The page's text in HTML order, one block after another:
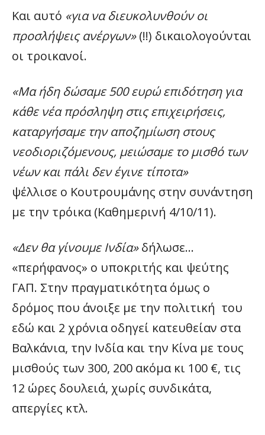
Και αυτό «για να διευκολυνθούν οι
προσλήψεις ανέργων»(!!) δικαιολογούνται
οι τροικανοί.
«Μα ήδη δώσαμε 500 ευρώ επιδότηση για
κάθε νέα πρόσληψη στις επιχειρήσεις,
καταργήσαμε την αποζημίωση στους
νεοδιοριζόμενους, μειώσαμε το μισθό των
νέων και πάλι δεν έγινε τίποτα»
ψέλλισε ο Κουτρουμάνης στην συνάντηση
με την τρόικα (Καθημερινή 4/10/11).
«Δεν θα γίνουμε Ινδία»δήλωσε…
«περήφανος» ο υποκριτής και ψεύτης
ΓΑΠ. Στην πραγματικότητα όμως ο
δρόμος που άνοιξε με την πολιτική του
εδώ και 2 χρόνια οδηγεί κατευθείαν στα
Βαλκάνια, την Ινδία και την Κίνα με τους
μισθούς των 300, 200 ακόμα κι 100 €, τις
12 ώρες δουλειά, χωρίς συνδικάτα,
απεργίες κτλ.